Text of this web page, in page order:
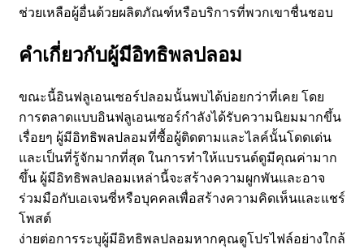
ช่วยเหลือผู้อื่นด้วยผลิตภัณฑ์หรือบริการที่พวกเขาชื่นชอบ
คำเกี่ยวกับผู้มีอิทธิพลปลอม
ขณะนี้อินฟลูเอนเซอร์ปลอมนั้นพบได้บ่อยกว่าที่เคย โดย
การตลาดแบบอินฟลูเอนเซอร์กำลังได้รับความนิยมมากขึ้น
เรื่อยๆ ผู้มีอิทธิพลปลอมที่ซื้อผู้ติดตามและไลค์นั้นโดดเด่น
และเป็นที่รู้จักมากที่สุด ในการทำให้แบรนด์ดูมีคุณค่ามาก
ขึ้น ผู้มีอิทธิพลปลอมเหล่านี้จะสร้างความผูกพันและอาจ
ร่วมมือกับเอเจนซี่หรือบุคคลเพื่อสร้างความคิดเห็นและแชร์
โพสต์
ง่ายต่อการระบุผู้มีอิทธิพลปลอมหากคุณดูโปรไฟล์อย่างใกล้